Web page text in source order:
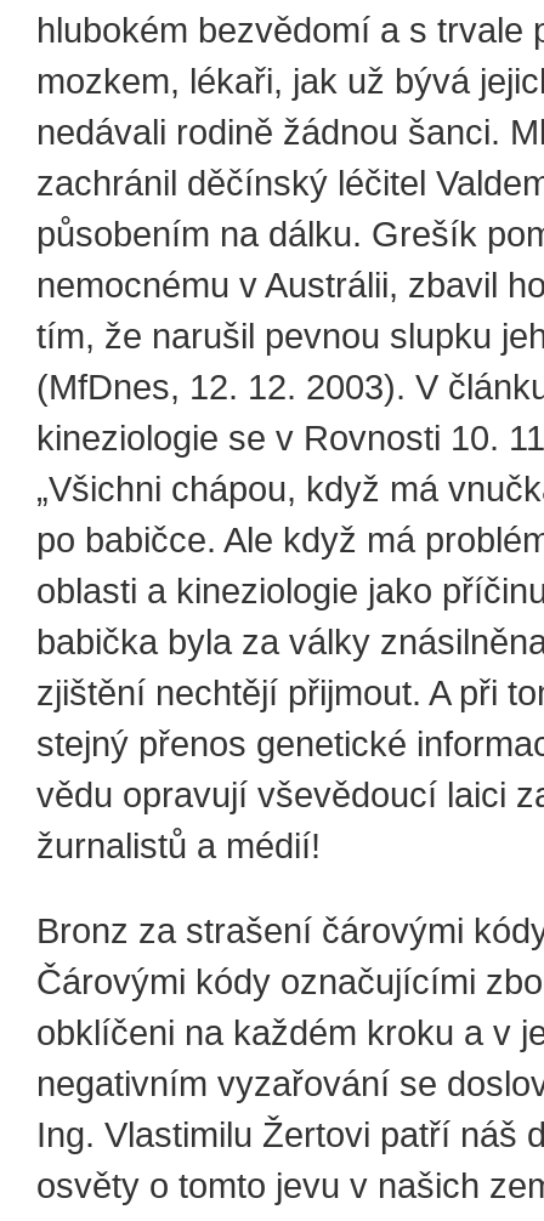
hlubokém bezvědomí a s trvale
mozkem, lékaři, jak už bývá
nedávali rodině žádnou šanci.
zachránil děčínský léčitel
působením na dálku. Grešík
nemocnému v Austrálii, zbavil
tím, že narušil pevnou slupku
(MfDnes, 12. 12. 2003). V
kineziologie se v Rovnosti 10.
„Všichni chápou, když má
po babičce. Ale když má
oblasti a kineziologie jako
babička byla za války
zjištění nechtějí přijmout. A při
stejný přenos genetické
vědu opravují vševědoucí laici
žurnalistů a médií!
Bronz za strašení čárovými
Čárovými kódy označujícími
obklíčeni na každém kroku a v
negativním vyzařování se
Ing. Vlastimilu Žertovi patří náš
osvěty o tomto jevu v našich